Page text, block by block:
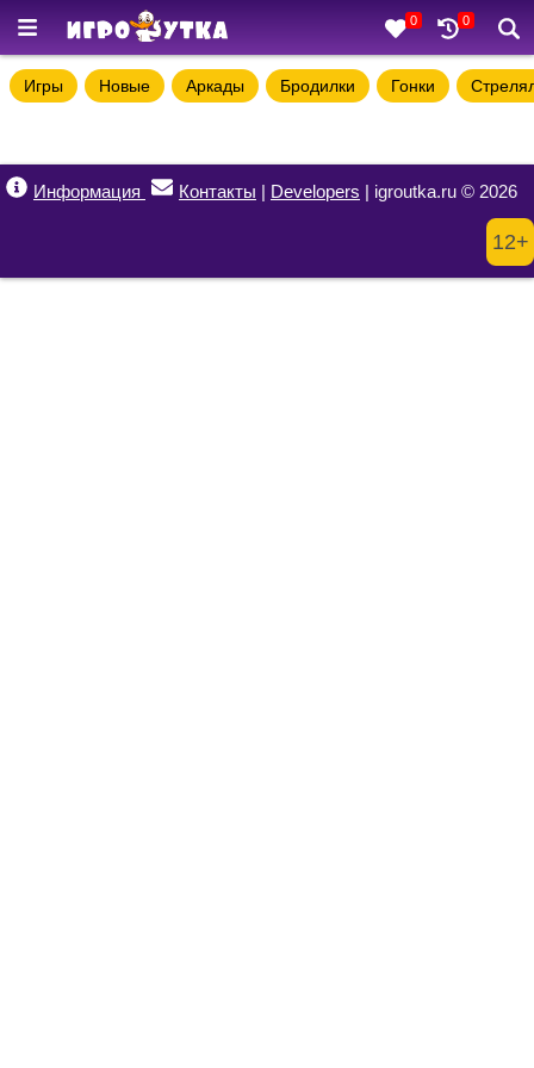
0 0
Игры Новые Аркады Бродилки Гонки
Информация Контакты | Developers | igroutka.ru © 2026
12+